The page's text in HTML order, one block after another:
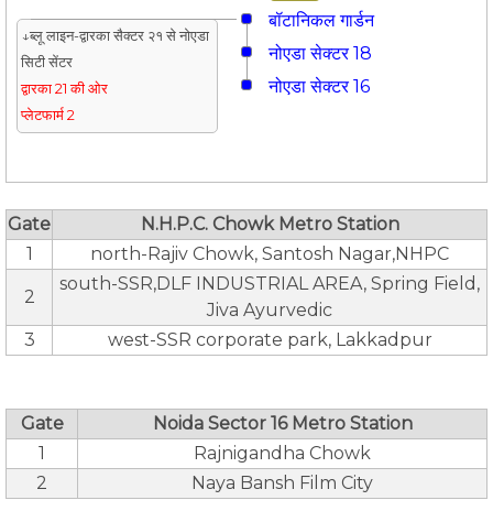
बॉटानिकल गार्डन
↓ब्लू लाइन-द्वारका सैक्टर २१ से नोएडा
सिटी सेंटर
द्वारका 21 की ओर
प्लेटफार्म 2
नोएडा सेक्टर 18
नोएडा सेक्टर 16
Gate
N.H.P.C. Chowk Metro Station
1
north-Rajiv Chowk, Santosh Nagar,NHPC
2
south-SSR,DLF INDUSTRIAL AREA, Spring Field,
Jiva Ayurvedic
3
west-SSR corporate park, Lakkadpur
Gate
Noida Sector 16 Metro Station
1
Rajnigandha Chowk
2
Naya Bansh Film City